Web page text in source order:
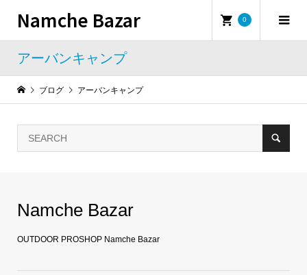
Namche Bazar 0
アーバンキャンプ
ブログ アーバンキャンプ
Namche Bazar
OUTDOOR PROSHOP Namche Bazar